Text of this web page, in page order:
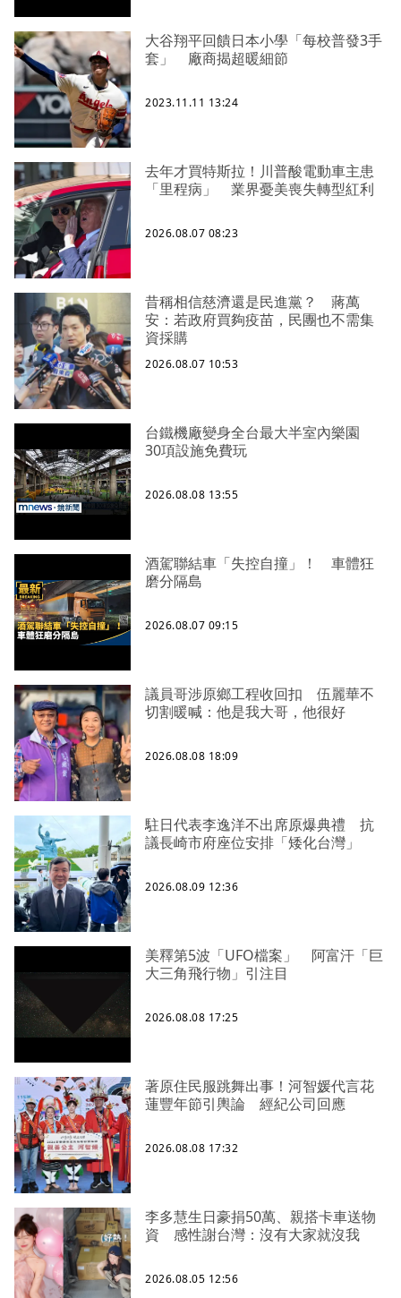
大谷翔平回饋日本小學「每校普發3手
套」 廠商揭超暖細節
2023.11.11 13:24
去年才買特斯拉！川普酸電動車主患
「里程病」 業界憂美喪失轉型紅利
2026.08.07 08:23
昔稱相信慈濟還是民進黨？ 蔣萬
安：若政府買夠疫苗，民團也不需集
資採購
2026.08.07 10:53
台鐵機廠變身全台最大半室內樂園
30項設施免費玩
2026.08.08 13:55
酒駕聯結車「失控自撞」！ 車體狂
磨分隔島
2026.08.07 09:15
議員哥涉原鄉工程收回扣 伍麗華不
切割暖喊：他是我大哥，他很好
2026.08.08 18:09
駐日代表李逸洋不出席原爆典禮 抗
議長崎市府座位安排「矮化台灣」
2026.08.09 12:36
美釋第5波「UFO檔案」 阿富汗「巨
大三角飛行物」引注目
2026.08.08 17:25
著原住民服跳舞出事！河智媛代言花
蓮豐年節引輿論 經紀公司回應
2026.08.08 17:32
李多慧生日豪捐50萬、親搭卡車送物
資 感性謝台灣：沒有大家就沒我
2026.08.05 12:56